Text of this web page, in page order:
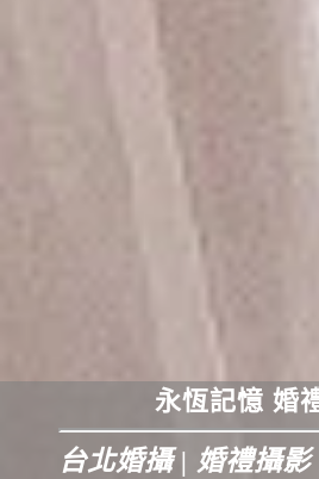
永恆記憶 婚
台北婚攝 | 婚禮攝